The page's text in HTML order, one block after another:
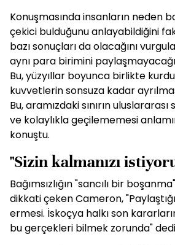
Konuşmasında insanların neden
çekici bulduğunu anlayabildiğini
bazı sonuçları da olacağını
aynı para birimini
Bu, yüzyıllar boyunca birlikte
kuvvetlerin sonsuza kadar
Bu, aramızdaki sınırın
ve kolaylıkla geçilememesi
konuştu.
"Sizin kalmanızı
Bağımsızlığın "sancılı bir
dikkati çeken Cameron,
ermesi. İskoçya halkı son
bu gerçekleri bilmek zorunda"